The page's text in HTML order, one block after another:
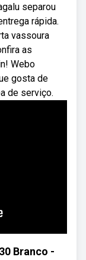
separou
rápida.
vassoura
as
Webo
gosta de
de serviço.
Branco -